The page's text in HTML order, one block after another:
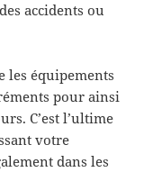
accidents ou
les équipements
pour ainsi
C’est l’ultime
votre
dans les